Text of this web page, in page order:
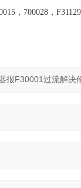
，700028，